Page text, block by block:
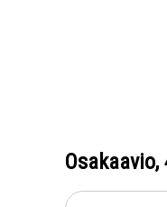
Osakaavio,